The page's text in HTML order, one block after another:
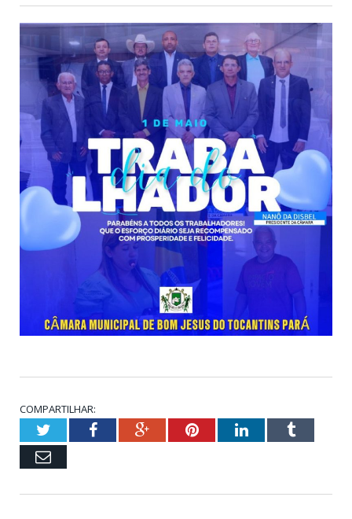
COMPARTILHAR:
TwitterFacebookGoogle+PinterestLinkedInTumblr
Email